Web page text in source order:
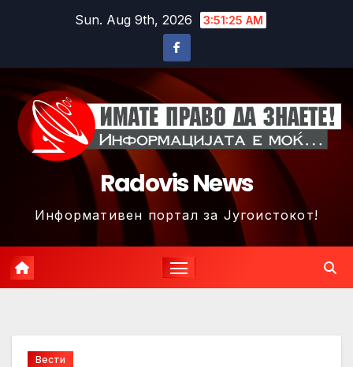
Sun. Aug 9th, 2026 3:51:28 AM
Radovis News
Информативен портал за Југоистокот!
Вести